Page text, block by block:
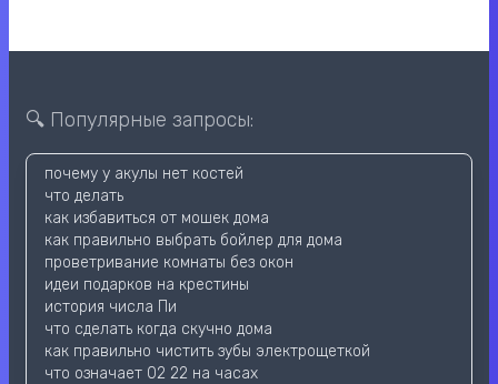
🔍 Популярные запросы:
почему у акулы нет костей
что делать
как избавиться от мошек дома
как правильно выбрать бойлер для дома
проветривание комнаты без окон
идеи подарков на крестины
история числа Пи
что сделать когда скучно дома
как правильно чистить зубы электрощеткой
что означает 02 22 на часах